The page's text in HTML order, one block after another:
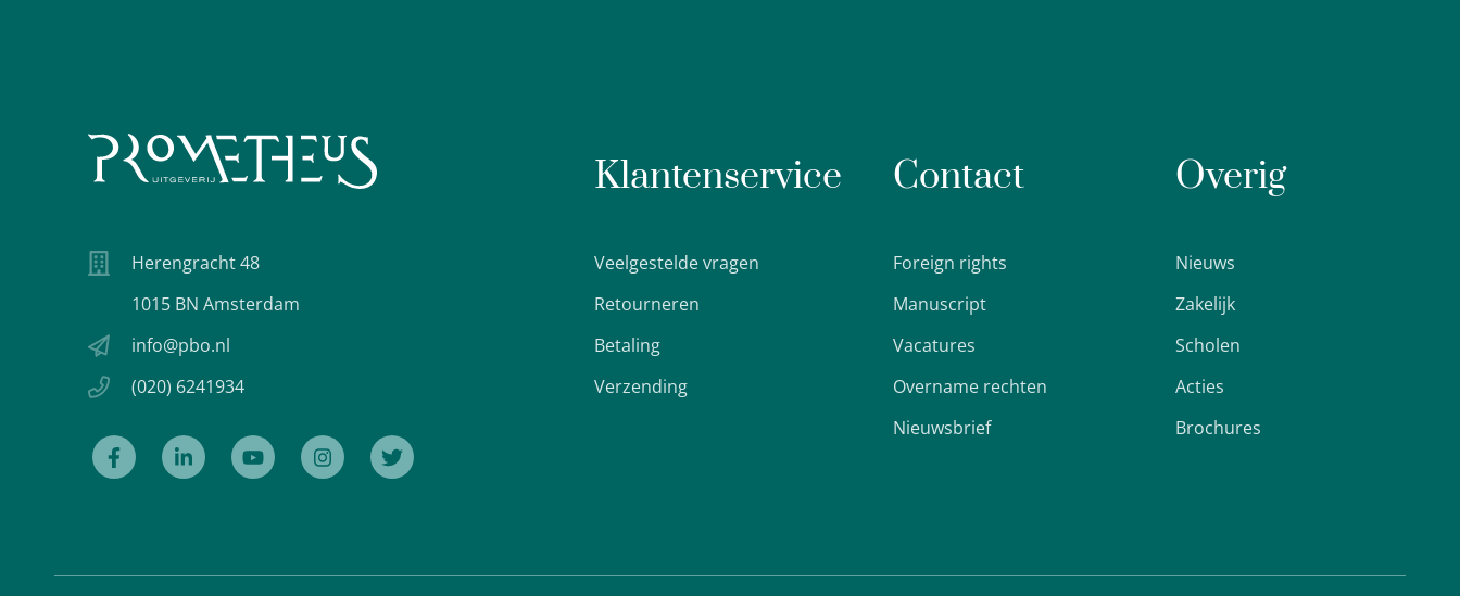
Herengracht 48
1015 BN Amsterdam
info@pbo.nl
(020) 6241934
Klantenservice
Veelgestelde vragen
Retourneren
Betaling
Verzending
Contact
Foreign rights
Manuscript
Vacatures
Overname rechten
Nieuwsbrief
Overig
Nieuws
Zakelijk
Scholen
Acties
Brochures